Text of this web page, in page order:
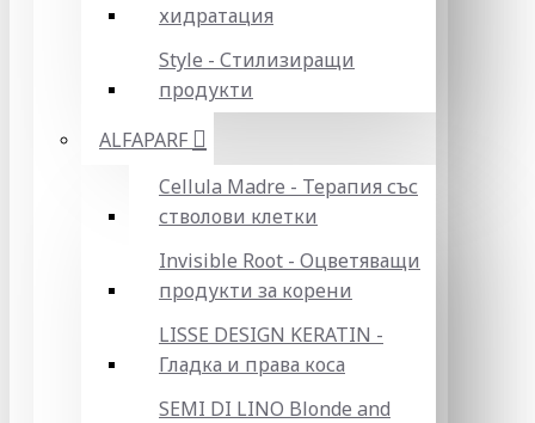
хидратация
Style - Стилизиращи
продукти
ALFAPARF
Cellula Madre - Терапия със
стволови клетки
Invisible Root - Оцветяващи
продукти за корени
LISSE DESIGN KERATIN -
Гладка и права коса
SEMI DI LINO Blonde and